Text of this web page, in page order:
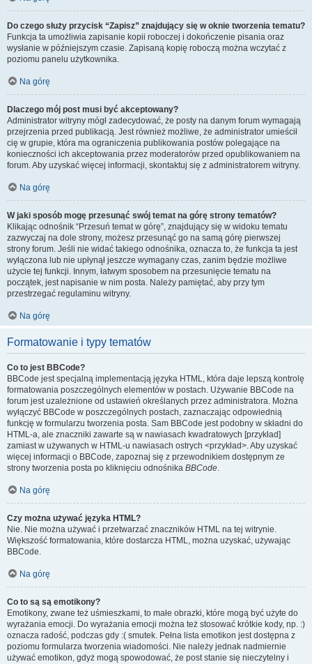
Do czego służy przycisk “Zapisz” znajdujący się w oknie tworzenia tematu?
Funkcja ta umożliwia zapisanie kopii roboczej i dokończenie pisania oraz
wysłanie w późniejszym czasie. Zapisaną kopię roboczą można wczytać z
poziomu panelu użytkownika.
Na górę
Dlaczego mój post musi być akceptowany?
Administrator witryny mógł zadecydować, że posty na danym forum wymagają
przejrzenia przed publikacją. Jest również możliwe, że administrator umieścił
cię w grupie, która ma ograniczenia publikowania postów polegające na
konieczności ich akceptowania przez moderatorów przed opublikowaniem na
forum. Aby uzyskać więcej informacji, skontaktuj się z administratorem witryny.
Na górę
W jaki sposób mogę przesunąć swój temat na górę strony tematów?
Klikając odnośnik “Przesuń temat w górę”, znajdujący się w widoku tematu
zazwyczaj na dole strony, możesz przesunąć go na samą górę pierwszej
strony forum. Jeśli nie widać takiego odnośnika, oznacza to, że funkcja ta jest
wyłączona lub nie upłynął jeszcze wymagany czas, zanim będzie możliwe
użycie tej funkcji. Innym, łatwym sposobem na przesunięcie tematu na
początek, jest napisanie w nim posta. Należy pamiętać, aby przy tym
przestrzegać regulaminu witryny.
Na górę
Formatowanie i typy tematów
Co to jest BBCode?
BBCode jest specjalną implementacją języka HTML, która daje lepszą kontrolę
formatowania poszczególnych elementów w postach. Używanie BBCode na
forum jest uzależnione od ustawień określanych przez administratora. Można
wyłączyć BBCode w poszczególnych postach, zaznaczając odpowiednią
funkcję w formularzu tworzenia posta. Sam BBCode jest podobny w składni do
HTML-a, ale znaczniki zawarte są w nawiasach kwadratowych [przykład]
zamiast w używanych w HTML-u nawiasach ostrych <przykład>. Aby uzyskać
więcej informacji o BBCode, zapoznaj się z przewodnikiem dostępnym ze
strony tworzenia posta po kliknięciu odnośnika BBCode.
Na górę
Czy można używać języka HTML?
Nie. Nie można używać i przetwarzać znaczników HTML na tej witrynie.
Większość formatowania, które dostarcza HTML, można uzyskać, używając
BBCode.
Na górę
Co to są są emotikony?
Emotikony, zwane też uśmieszkami, to małe obrazki, które mogą być użyte do
wyrażania emocji. Do wyrażania emocji można też stosować krótkie kody, np. :)
oznacza radość, podczas gdy :( smutek. Pełna lista emotikon jest dostępna z
poziomu formularza tworzenia wiadomości. Nie należy jednak nadmiernie
używać emotikon, gdyż mogą spowodować, że post stanie się nieczytelny i